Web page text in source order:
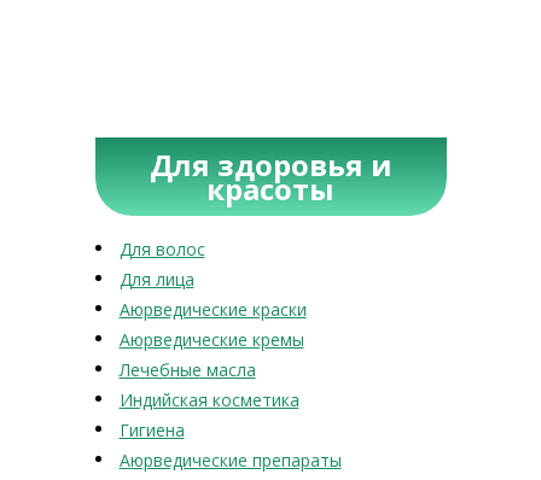
Для здоровья и
красоты
Для волос
Для лица
Аюрведические краски
Аюрведические кремы
Лечебные масла
Индийская косметика
Гигиена
Аюрведические препараты